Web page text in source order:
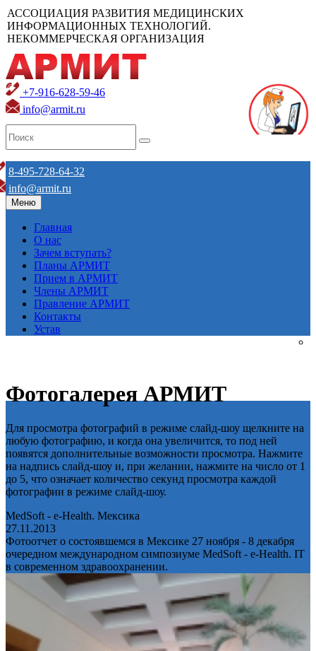
АССОЦИАЦИЯ РАЗВИТИЯ МЕДИЦИНСКИХ
ИНФОРМАЦИОННЫХ ТЕХНОЛОГИЙ.
НЕКОММЕРЧЕСКАЯ ОРГАНИЗАЦИЯ
+7-916-628-59-46
info@armit.ru
8-495-728-64-32
info@armit.ru
Меню
Главная
О нас
Зачем вступать?
Планы АРМИТ
Прием в АРМИТ
Члены АРМИТ
Правление АРМИТ
Контакты
Устав
Фотогалерея АРМИТ
Для просмотра фотографий в режиме слайд-шоу щелкните на
любую фотографию, и когда она увеличится, то под ней
появятся дополнительные возможности просмотра. Нажмите
на надпись слайд-шоу и, при желании, нажмите на число от 1
до 5, что означает количество секунд просмотра каждой
фотографии в режиме слайд-шоу.
MedSoft - e-Health. Мексика
27.11.2013
Фотоотчет о состоявшемся в Мексике 27 ноября - 8 декабря
очередном международном симпозиуме MedSoft - e-Health. IT
в современном здравоохранении.